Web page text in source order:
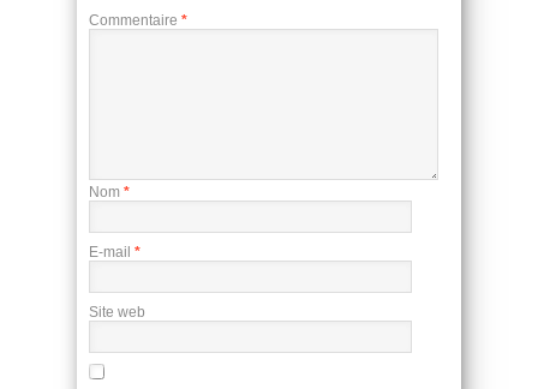
Commentaire *
Nom *
E-mail *
Site web